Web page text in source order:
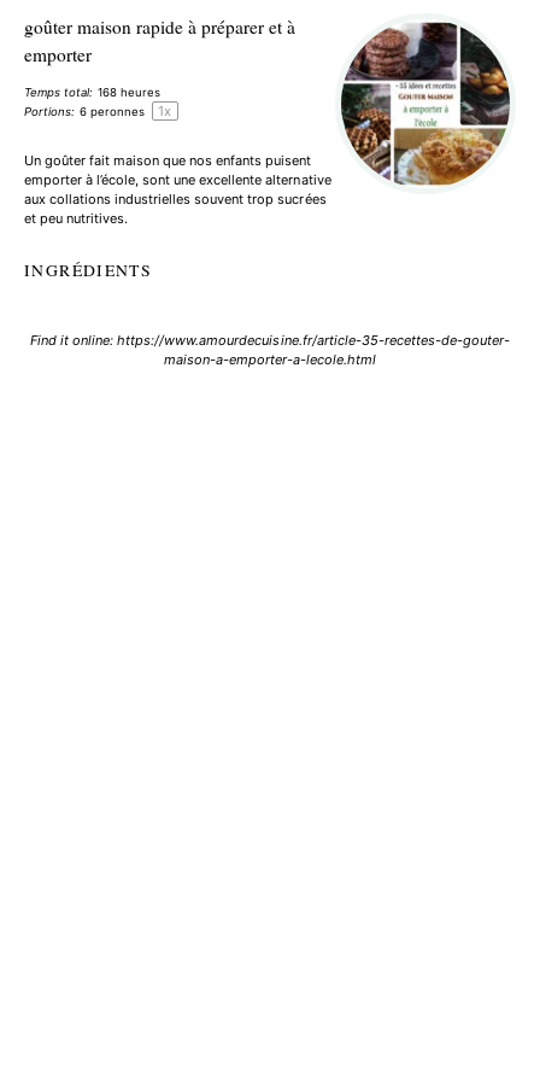
goûter maison rapide à préparer et à
emporter
Temps total: 168 heures
Portions: 6 peronnes 1x
Un goûter fait maison que nos enfants puisent
emporter à l’école, sont une excellente alternative
aux collations industrielles souvent trop sucrées
et peu nutritives.
INGRÉDIENTS
Find it online:https://www.amourdecuisine.fr/article-35-recettes-de-gouter-
maison-a-emporter-a-lecole.html